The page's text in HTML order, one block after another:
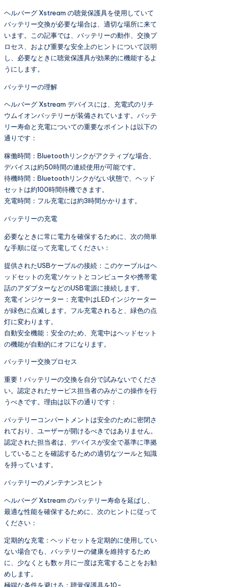
ヘルバーグ Xstream の聴覚保護具を使用していて
バッテリー交換が必要な場合は、適切な場所に来て
います。この記事では、バッテリーの動作、交換プ
ロセス、および重要な安全上のヒントについて説明
し、必要なときに聴覚保護具が効果的に機能するよ
うにします。
バッテリーの理解
ヘルバーグ Xstream デバイスには、充電式のリチ
ウムイオンバッテリーが装備されています。バッテ
リー寿命と充電についての重要なポイントは以下の
通りです：
稼働時間：Bluetoothリンクがアクティブな場合、
デバイスは約50時間の連続使用が可能です。
待機時間：Bluetoothリンクがない状態で、ヘッド
セットは約100時間待機できます。
充電時間：フル充電には約3時間かかります。
バッテリーの充電
必要なときに常に電力を確保するために、次の簡単
な手順に従って充電してください：
提供されたUSBケーブルの接続：このケーブルはヘ
ッドセットの充電ソケットとコンピュータや携帯電
話のアダプターなどのUSB電源に接続します。
充電インジケーター：充電中はLEDインジケーター
が緑色に点滅します。フル充電されると、緑色の点
灯に変わります。
自動安全機能：安全のため、充電中はヘッドセット
の機能が自動的にオフになります。
バッテリー交換プロセス
重要！バッテリーの交換を自分で試みないでくださ
い。認定されたサービス担当者のみがこの操作を行
うべきです。理由は以下の通りです：
バッテリーコンパートメントは安全のために密閉さ
れており、ユーザーが開けるべきではありません。
認定された担当者は、デバイスが安全で基準に準拠
していることを確認するための適切なツールと知識
を持っています。
バッテリーのメンテナンスヒント
ヘルバーグ Xstream のバッテリー寿命を延ばし、
最適な性能を確保するために、次のヒントに従って
ください：
定期的な充電：ヘッドセットを定期的に使用してい
ない場合でも、バッテリーの健康を維持するため
に、少なくとも数ヶ月に一度は充電することをお勧
めします。
極端な条件を避ける：聴覚保護具を10-